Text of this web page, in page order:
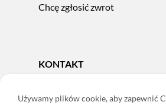
Chcę zgłosić zwrot
KONTAKT
e-mail:sklep@adoris.pl
Używamy plików cookie, aby zapewnić